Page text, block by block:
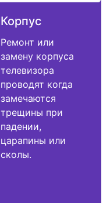
Корпус
Ремонт или
замену корпуса
телевизора
проводят когда
замечаются
трещины при
падении,
царапины или
сколы.